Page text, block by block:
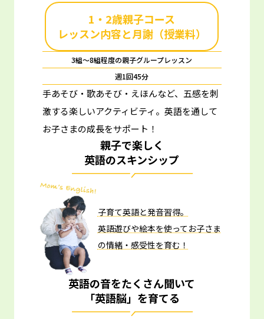
1・2歳親子コース
レッスン内容と月謝（授業料）
3組～8組程度の親子グループレッスン
週1回45分
手あそび・歌あそび・えほんなど、五感を刺
激する楽しいアクティビティ。 英語を通して
お子さまの成長をサポート！
親子で楽しく
英語のスキンシップ
子育て英語と発音習得。
英語遊びや絵本を使ってお子さま
の情緒・感受性を育む！
英語の音をたくさん聞いて
「英語脳」を育てる